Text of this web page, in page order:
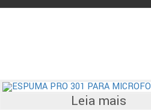
Leia mais